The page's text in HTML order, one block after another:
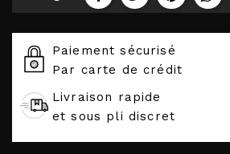
Paiement sécurisé
Par carte de crédit
Livraison rapide
et sous pli discret